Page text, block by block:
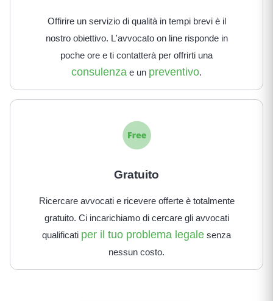
Offirire un servizio di qualità in tempi brevi è il
nostro obiettivo. L'avvocato on line risponde in
poche ore e ti contatterà per offrirti una
consulenza e un preventivo.
Gratuito
Ricercare avvocati e ricevere offerte è totalmente
gratuito. Ci incarichiamo di cercare gli avvocati
qualificati per il tuo problema legale senza
nessun costo.